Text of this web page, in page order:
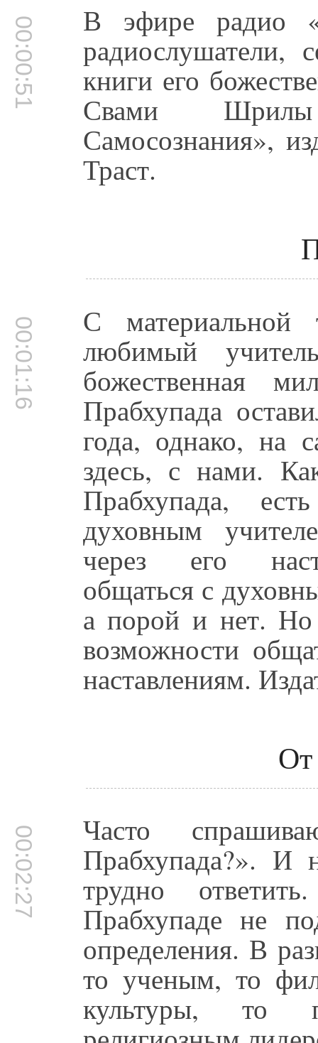
00:00:51 В эфире радио
радиослушатели,
книги его
Свами
Самосознания»,
Траст.
00:01:16 С материальной
любимый
божественная
Прабхупада
года, однако, на
здесь, с нами.
Прабхупада,
духовным
через его
общаться с
а порой и нет.
возможности
наставлениям.
От
00:02:27 Часто
Прабхупада?». И
трудно
Прабхупаде не
определения. В
то ученым, то
культуры, то